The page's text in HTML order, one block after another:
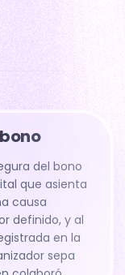
del bono
que asienta
causa
definido, y al
en la
sepa